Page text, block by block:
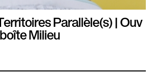
Parallèle(s) | Ouv
Milieu